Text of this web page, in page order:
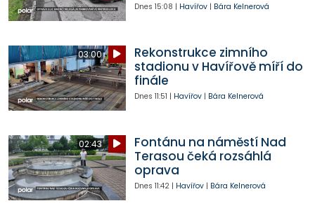
Dnes 15:08 | Havířov| Bára Kelnerová
03:00
Rekonstrukce zimního
stadionu v Havířově míří do
finále
Dnes 11:51 | Havířov| Bára Kelnerová
02:43
Fontánu na náměstí Nad
Terasou čeká rozsáhlá
oprava
Dnes 11:42| Havířov| Bára Kelnerová